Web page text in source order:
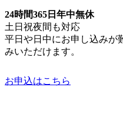
24時間365日年中無休
土日祝夜間も対応
平日や日中にお申し込みが
みいただけます。
お申込はこちら